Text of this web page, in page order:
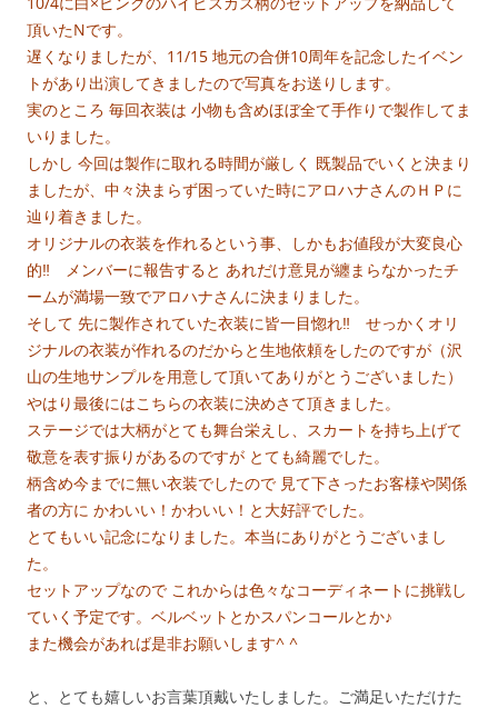
頂いたNです。
遅くなりましたが、11/15 地元の合併10周年を記念したイベン
トがあり出演してきましたので写真をお送りします。
実のところ 毎回衣装は 小物も含めほぼ全て手作りで製作してま
いりました。
しかし 今回は製作に取れる時間が厳しく 既製品でいくと決まり
ましたが、中々決まらず困っていた時にアロハナさんのＨＰに
辿り着きました。
オリジナルの衣装を作れるという事、しかもお値段が大変良心
的‼ メンバーに報告すると あれだけ意見が纏まらなかったチ
ームが満場一致でアロハナさんに決まりました。
そして 先に製作されていた衣装に皆一目惚れ‼ せっかくオリ
ジナルの衣装が作れるのだからと生地依頼をしたのですが（沢
山の生地サンプルを用意して頂いてありがとうございました）
やはり最後にはこちらの衣装に決めさて頂きました。
ステージでは大柄がとても舞台栄えし、スカートを持ち上げて
敬意を表す振りがあるのですが とても綺麗でした。
柄含め今までに無い衣装でしたので 見て下さったお客様や関係
者の方に かわいい！かわいい！と大好評でした。
とてもいい記念になりました。本当にありがとうございまし
た。
セットアップなので これからは色々なコーディネートに挑戦し
ていく予定です。ベルベットとかスパンコールとか♪
また機会があれば是非お願いします^ ^
と、とても嬉しいお言葉頂戴いたしました。ご満足いただけた